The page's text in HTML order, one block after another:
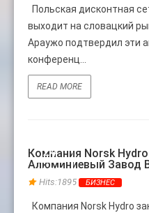
Польская дисконтная
выходит на словацкий
Араужо подтвердил эти
конференц...
READ MORE
Компания Norsk
Алюминиевый Завод
Hits:1895 БИЗНЕС
Компания Norsk Hydro
24
АВГ